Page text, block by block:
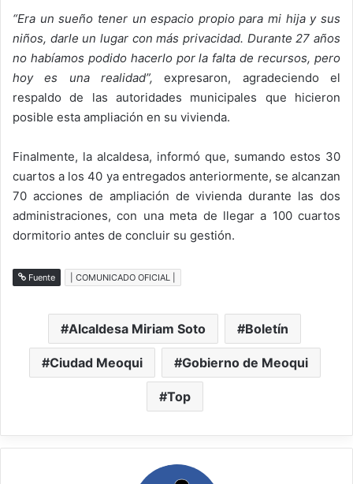
“Era un sueño tener un espacio propio para mi hija y sus
niños, darle un lugar con más privacidad. Durante 27 años
no habíamos podido hacerlo por la falta de recursos, pero
hoy es una realidad”, expresaron, agradeciendo el
respaldo de las autoridades municipales que hicieron
posible esta ampliación en su vivienda.
Finalmente, la alcaldesa, informó que, sumando estos 30
cuartos a los 40 ya entregados anteriormente, se alcanzan
70 acciones de ampliación de vivienda durante las dos
administraciones, con una meta de llegar a 100 cuartos
dormitorio antes de concluir su gestión.
Fuente | COMUNICADO OFICIAL |
Alcaldesa Miriam Soto Boletín
Ciudad Meoqui Gobierno de Meoqui
Top